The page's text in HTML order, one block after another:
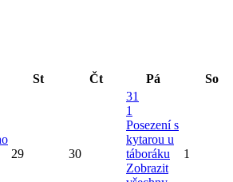
St Čt Pá So
29 30
31
1
Posezení s
kytarou u
táboráku
Zobrazit
1